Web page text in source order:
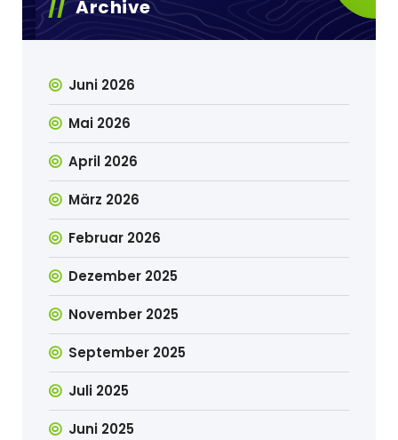
Archive
Juni 2026
Mai 2026
April 2026
März 2026
Februar 2026
Dezember 2025
November 2025
September 2025
Juli 2025
Juni 2025